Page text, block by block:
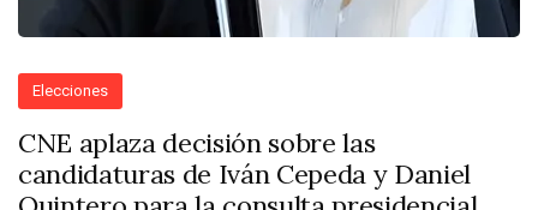
Elecciones
CNE aplaza decisión sobre las
candidaturas de Iván Cepeda y Daniel